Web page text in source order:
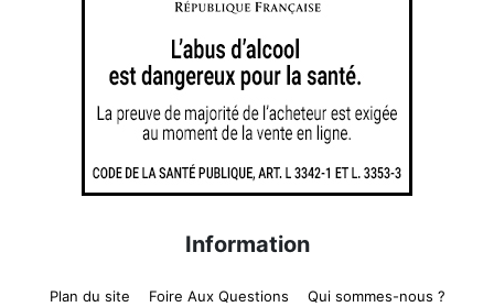
Information
Plan du site Foire Aux Questions
Qui sommes-nous ?